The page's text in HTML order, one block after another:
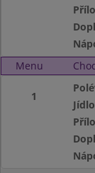
Menu
1
Jídlo